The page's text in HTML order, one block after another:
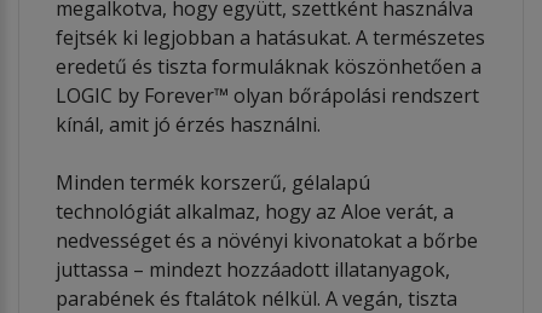
megalkotva, hogy együtt, szettként használva
fejtsék ki legjobban a hatásukat. A természetes
eredetű és tiszta formuláknak köszönhetően a
LOGIC by Forever™ olyan bőrápolási rendszert
kínál, amit jó érzés használni.
Minden termék korszerű, gélalapú
technológiát alkalmaz, hogy az Aloe verát, a
nedvességet és a növényi kivonatokat a bőrbe
juttassa – mindezt hozzáadott illatanyagok,
parabének és ftalátok nélkül. A vegán, tiszta